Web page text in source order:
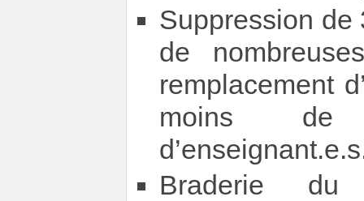
Suppression de
de
remplacement
moins de
Braderie